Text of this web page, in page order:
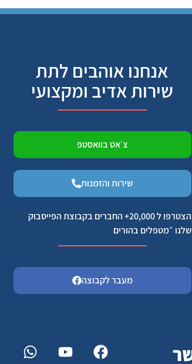
אנחנו אוהבים לתת
שירות אדיב ומקצועי
צ׳אט בוואסטפ
שירות והזמנות
הצטרפו ל 20,000+ החברים בקבוצת הפייסבוק
שלנו ״מטפלים בהורים
מעבר לקבוצה